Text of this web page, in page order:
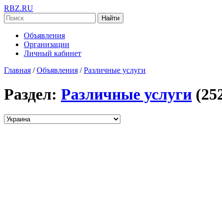
RBZ.RU
Найти
Объявления
Организации
Личный кабинет
Главная / Объявления / Различные услуги
Раздел: Различные услуги